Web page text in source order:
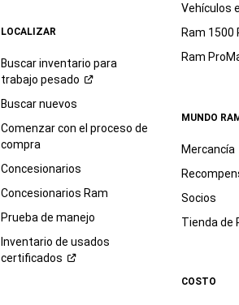
LOCALIZAR
Buscar inventario para
trabajo pesado
Buscar nuevos
Comenzar con el proceso de
compra
Concesionarios
Concesionarios Ram
Prueba de manejo
Inventario de usados
certificados
Vehículos
Ram 1500
Ram
MUNDO
Mercancía
Socios
Tienda de
COSTO